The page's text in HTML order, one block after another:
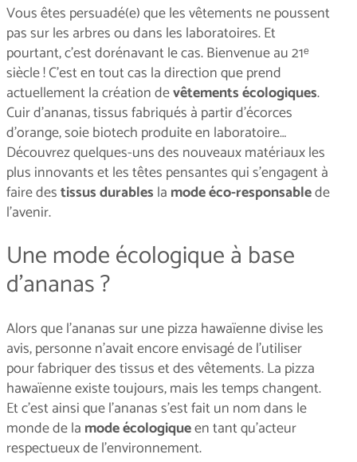
Vous êtes persuadé(e) que les vêtements ne poussent
pas sur les arbres ou dans les laboratoires. Et
pourtant, c’est dorénavant le cas. Bienvenue au 21ᵉ
siècle ! C’est en tout cas la direction que prend
actuellement la création devêtements écologiques.
Cuir d’ananas, tissus fabriqués à partir d’écorces
d’orange, soie biotech produite en laboratoire…
Découvrez quelques-uns des nouveaux matériaux les
plus innovants et les têtes pensantes qui s’engagent à
faire destissus durables la mode éco-responsablede
l’avenir.
Une mode écologique à base
d’ananas ?
Alors que l’ananas sur une pizza hawaïenne divise les
avis, personne n’avait encore envisagé de l’utiliser
pour fabriquer des tissus et des vêtements. La pizza
hawaïenne existe toujours, mais les temps changent.
Et c'est ainsi que l’ananas s’est fait un nom dans le
monde de la mode écologiqueen tant qu’acteur
respectueux de l’environnement.